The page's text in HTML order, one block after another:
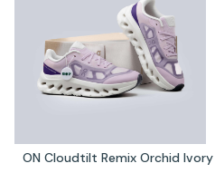
ON Cloudtilt Remix Orchid Ivory